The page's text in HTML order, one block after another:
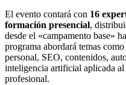
El evento contará con 16
formación presencial,
desde el «campamento base»
programa abordará temas
personal, SEO, contenidos,
inteligencia artificial aplicada
profesional.